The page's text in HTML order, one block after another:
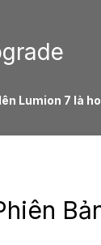
Lumion 7 là